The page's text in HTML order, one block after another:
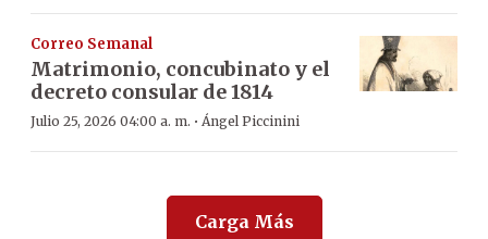
Correo Semanal
Matrimonio, concubinato y el
decreto consular de 1814
Julio 25, 2026 04:00 a. m. · Ángel Piccinini
Carga Más